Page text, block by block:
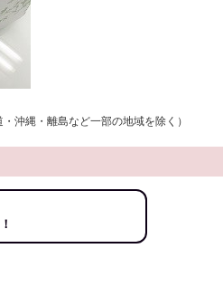
沖縄・離島など一部の地域を除く）